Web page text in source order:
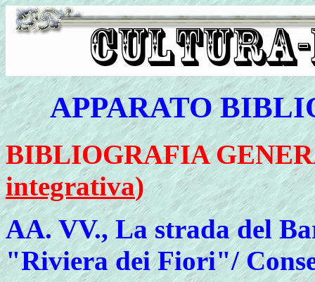
APPARATO
BIBLIOGRAFIA
integrativa)
AA. VV., La strada del
"Riviera dei Fiori"/